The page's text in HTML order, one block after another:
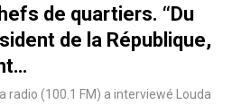
de quartiers. ‘‘Du
de la République,
radio (100.1 FM) a interviewé Louda